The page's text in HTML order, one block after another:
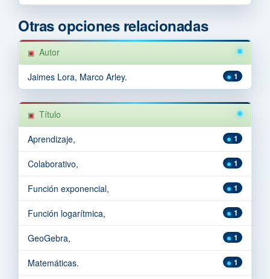
Otras opciones relacionadas
Autor
1
Jaimes Lora, Marco Arley.
Título
1
Aprendizaje,
1
Colaborativo,
1
Función exponencial,
1
Función logarítmica,
1
GeoGebra,
1
Matemáticas.